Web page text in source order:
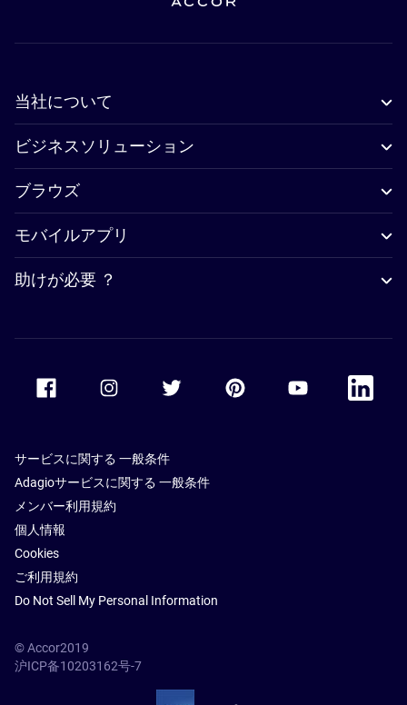
当社について
ビジネスソリューション
ブラウズ
モバイルアプリ
助けが必要 ？
Accor Facebook Accor TwitterAccor PinterestAccor Youtube
Accor
サービスに関する 一般条件
Adagioサービスに関する 一般条件
メンバー利用規約
個人情報
Cookies
ご利用規約
Do Not Sell My Personal Information
© Accor2019
沪ICP备10203162号-7